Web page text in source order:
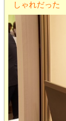
しゃれだった